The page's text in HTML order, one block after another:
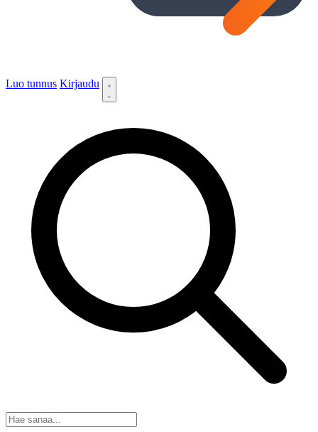
Luo tunnus Kirjaudu